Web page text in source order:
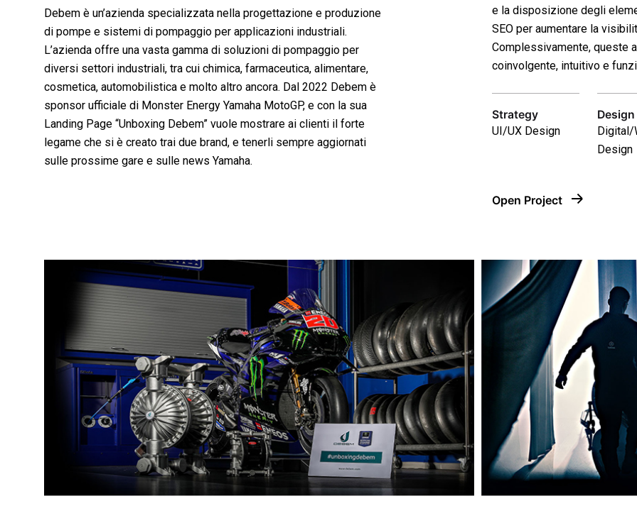
Debem è un’azienda specializzata nella progettazione e produzione
di pompe e sistemi di pompaggio per applicazioni industriali.
L’azienda offre una vasta gamma di soluzioni di pompaggio per
diversi settori industriali, tra cui chimica, farmaceutica, alimentare,
cosmetica, automobilistica e molto altro ancora. Dal 2022 Debem è
sponsor ufficiale di Monster Energy Yamaha MotoGP, e con la sua
Landing Page “Unboxing Debem” vuole mostrare ai clienti il forte
legame che si è creato trai due brand, e tenerli sempre aggiornati
sulle prossime gare e sulle news Yamaha.
e la disposizione degli
SEO per aumentare la
Complessivamente, queste
coinvolgente, intuitivo e
Strategy
UI/UX Design
Design
Digital/
Design
Open Project